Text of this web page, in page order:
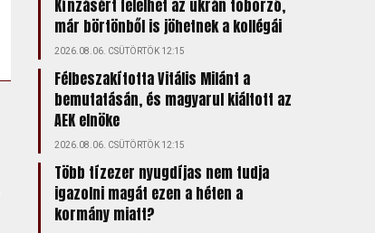
Kínzásért felelhet az ukrán toborzó,
már börtönből is jöhetnek a kollégái
2026.08.06. CSÜTÖRTÖK 12:15
Félbeszakította Vitális Milánt a
bemutatásán, és magyarul kiáltott az
AEK elnöke
2026.08.06. CSÜTÖRTÖK 12:15
Több tízezer nyugdíjas nem tudja
igazolni magát ezen a héten a
kormány miatt?